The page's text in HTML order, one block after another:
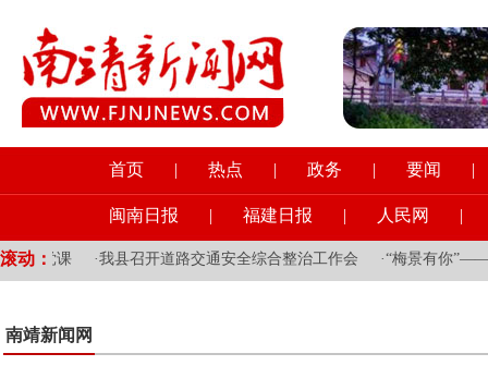
首页 | 热点 | 政务 | 要闻 |
闽南日报 | 福建日报 | 人民网 |
滚动：
党课 · 我县召开道路交通安全综合整治工作会 · “梅景有你”——魏
南靖新闻网